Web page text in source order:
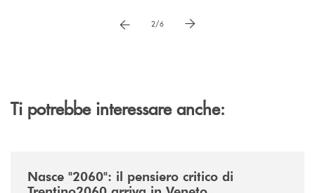
vai a immagne precedente
2/6 vai a immagine successiva
Ti potrebbe interessare anche:
Nasce "2060": il pensiero critico di